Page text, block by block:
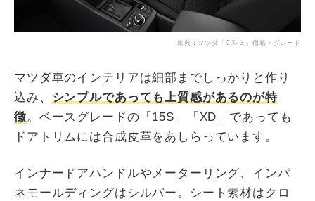
出典： マツダ「CX-３」価格・グレード
マツダ車のインテリアは細部までしっかりと作り
込み、 シンプルであっても上質感があるのが特
徴。ベースグレードの「15S」「XD」であっても
ドアトリムには合成皮革をあしらっています。
インナードアハンドルやメーターリング、インパ
ネモールディングはシルバー。シート素材はクロ